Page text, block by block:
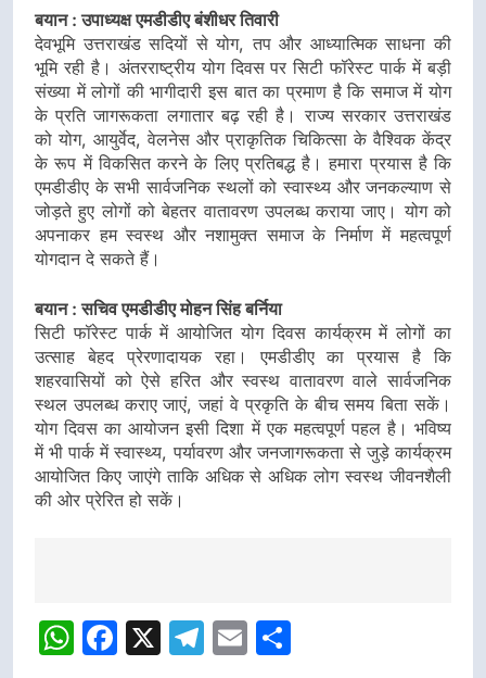
बयान : उपाध्यक्ष एमडीडीए बंशीधर तिवारी
देवभूमि उत्तराखंड सदियों से योग, तप और आध्यात्मिक साधना की
भूमि रही है। अंतरराष्ट्रीय योग दिवस पर सिटी फॉरेस्ट पार्क में बड़ी
संख्या में लोगों की भागीदारी इस बात का प्रमाण है कि समाज में योग
के प्रति जागरूकता लगातार बढ़ रही है। राज्य सरकार उत्तराखंड
को योग, आयुर्वेद, वेलनेस और प्राकृतिक चिकित्सा के वैश्विक केंद्र
के रूप में विकसित करने के लिए प्रतिबद्ध है। हमारा प्रयास है कि
एमडीडीए के सभी सार्वजनिक स्थलों को स्वास्थ्य और जनकल्याण से
जोड़ते हुए लोगों को बेहतर वातावरण उपलब्ध कराया जाए। योग को
अपनाकर हम स्वस्थ और नशामुक्त समाज के निर्माण में महत्वपूर्ण
योगदान दे सकते हैं।
बयान : सचिव एमडीडीए मोहन सिंह बर्निया
सिटी फॉरेस्ट पार्क में आयोजित योग दिवस कार्यक्रम में लोगों का
उत्साह बेहद प्रेरणादायक रहा। एमडीडीए का प्रयास है कि
शहरवासियों को ऐसे हरित और स्वस्थ वातावरण वाले सार्वजनिक
स्थल उपलब्ध कराए जाएं, जहां वे प्रकृति के बीच समय बिता सकें।
योग दिवस का आयोजन इसी दिशा में एक महत्वपूर्ण पहल है। भविष्य
में भी पार्क में स्वास्थ्य, पर्यावरण और जनजागरूकता से जुड़े कार्यक्रम
आयोजित किए जाएंगे ताकि अधिक से अधिक लोग स्वस्थ जीवनशैली
की ओर प्रेरित हो सकें।
navigation
WhatsApp
Facebook
X Telegram
Email